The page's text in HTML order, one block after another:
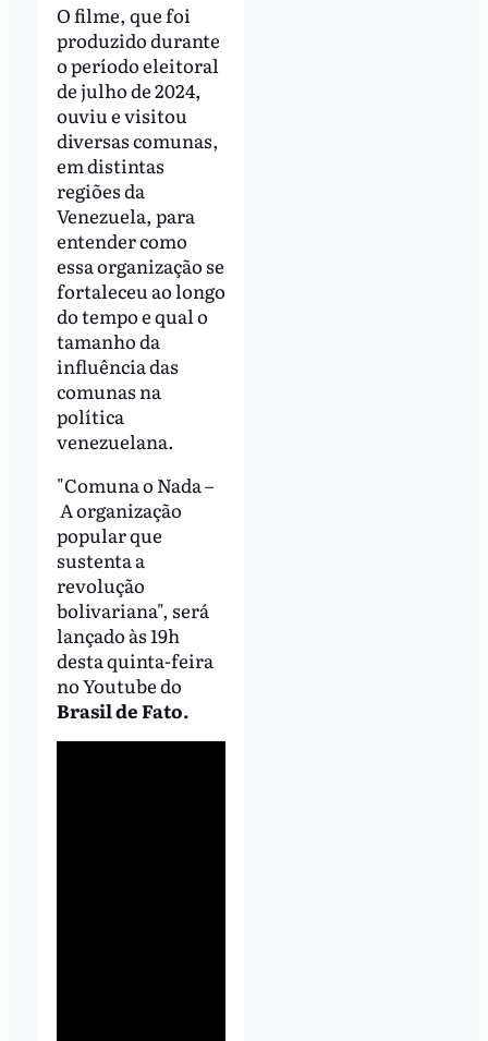
O filme, que foi
produzido durante
o período eleitoral
de julho de 2024,
ouviu e visitou
diversas comunas,
em distintas
regiões da
Venezuela, para
entender como
essa organização se
fortaleceu ao longo
do tempo e qual o
tamanho da
influência das
comunas na
política
venezuelana.
"Comuna o Nada –
A organização
popular que
sustenta a
revolução
bolivariana", será
lançado às 19h
desta quinta-feira
no Youtube do
Brasil de Fato.